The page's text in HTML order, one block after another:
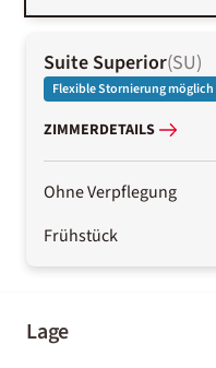
Suite Superior(SU)
Flexible Stornierung möglich
ZIMMERDETAILS
Ohne Verpflegung
Frühstück
Lage